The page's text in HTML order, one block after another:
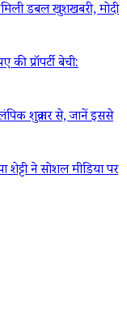
डबल खुशखबरी, मोदी
प्रॉपर्टी बेची:
शुक्रवार से, जानें इससे
ने सोशल मीडिया पर